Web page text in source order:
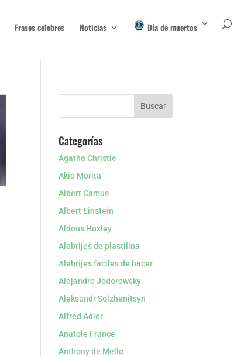
Frases celebres Noticias Día de muertos
Categorías
Agatha Christie
Akio Morita
Albert Camus
Albert Einstein
Aldous Huxley
Alebrijes de plastilina
Alebrijes faciles de hacer
Alejandro Jodorowsky
Aleksandr Solzhenitsyn
Alfred Adler
Anatole France
Anthony de Mello